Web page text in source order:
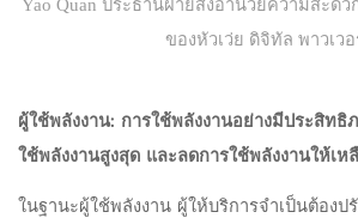
Yao Quan ประธานฝ่ายสิ่งอำนวยความสะด
ของหัวเว่ย ดิจิทัล พาวเว
ผู้ใช้พลังงาน: การใช้พลังงานอย่างมีประสิท
ใช้พลังงานสูงสุด และลดการใช้พลังงานให้เ
ในฐานะผู้ใช้พลังงาน ผู้ให้บริการจำเป็นต้องป